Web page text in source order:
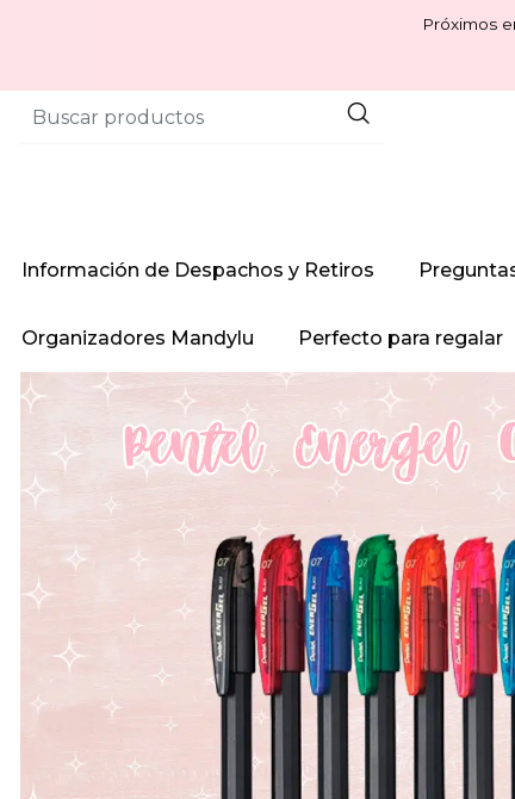
Próximos
Información de Despachos y Retiros
Organizadores Mandylu Perfecto para regalar